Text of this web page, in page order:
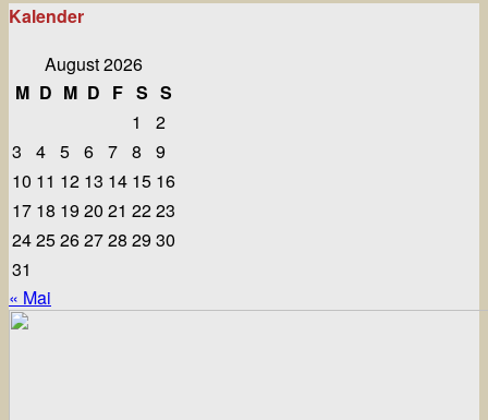
Kalender
August 2026
M D M D F S S
1
2
3
4 5 6 7 8
9
10 11 12 13 14 15 16
17 18 19 20 21 2223
2425262728 29 30
31
« Mai